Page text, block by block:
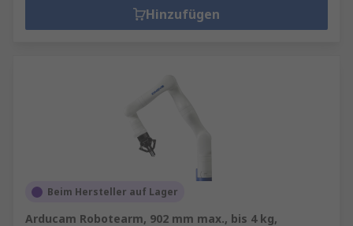
Hinzufügen
Beim Hersteller auf Lager
Arducam Robotearm, 902 mm max., bis 4 kg,